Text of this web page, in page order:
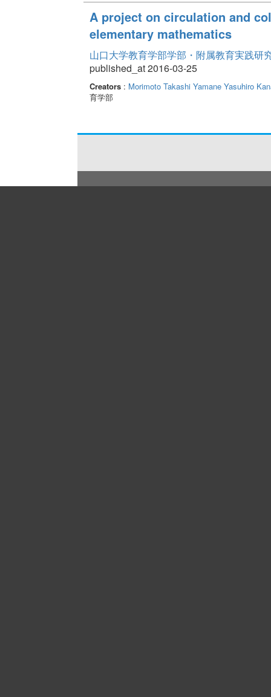
A project on circulation and
elementary mathematics
山口大学教育学部学部・附属教育実践研
published_at 2016-03-25
Creators: Morimoto Takashi Yamane Yasuhiro
育学部